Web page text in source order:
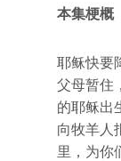
本集梗概
耶稣快要
父母暂住
的耶稣出
向牧羊人
里，为你